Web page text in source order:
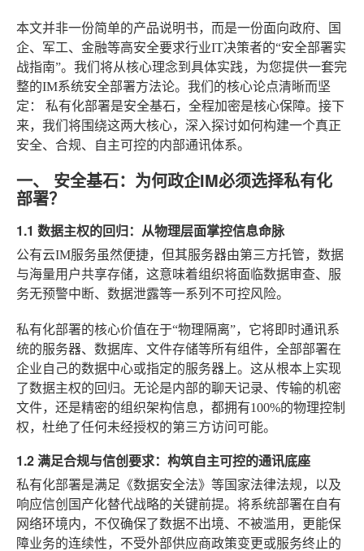
本文并非一份简单的产品说明书，而是一份面向政府、国
企、军工、金融等高安全要求行业IT决策者的“安全部署实
战指南”。我们将从核心理念到具体实践，为您提供一套完
整的IM系统安全部署方法论。我们的核心论点清晰而坚
定： 私有化部署是安全基石，全程加密是核心保障。接下
来，我们将围绕这两大核心，深入探讨如何构建一个真正
安全、合规、自主可控的内部通讯体系。
一、 安全基石：为何政企IM必须选择私有化
部署？
1.1 数据主权的回归：从物理层面掌控信息命脉
公有云IM服务虽然便捷，但其服务器由第三方托管，数据
与海量用户共享存储，这意味着组织将面临数据审查、服
务无预警中断、数据泄露等一系列不可控风险。
私有化部署的核心价值在于“物理隔离”，它将即时通讯系
统的服务器、数据库、文件存储等所有组件，全部部署在
企业自己的数据中心或指定的服务器上。这从根本上实现
了数据主权的回归。无论是内部的聊天记录、传输的机密
文件，还是精密的组织架构信息，都拥有100%的物理控制
权，杜绝了任何未经授权的第三方访问可能。
1.2 满足合规与信创要求：构筑自主可控的通讯底座
私有化部署是满足《数据安全法》等国家法律法规，以及
响应信创国产化替代战略的关键前提。将系统部署在自有
网络环境内，不仅确保了数据不出境、不被滥用，更能保
障业务的连续性，不受外部供应商政策变更或服务终止的